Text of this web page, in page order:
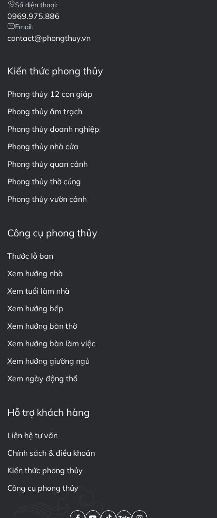
Số điện thoại:
0969.975.886
Email:
contact@phongthuy.vn
Kiến thức phong thủy
Phong thủy 12 con giáp
Phong thủy âm trạch
Phong thủy doanh nghiệp
Phong thủy nhà cửa
Phong thủy quan cảnh
Phong thủy thờ cúng
Phong thủy vườn cảnh
Công cụ phong thủy
Thước lỗ ban
Xem hướng nhà
Xem tuổi làm nhà
Xem hướng bếp
Xem hướng bàn thờ
Xem hướng bàn làm việc
Xem hướng giường ngủ
Xem ngày động thổ
Hỗ trợ khách hàng
Liên hệ tư vấn
Chính sách & điều khoản
Kiến thức phong thủy
Công cụ phong thủy